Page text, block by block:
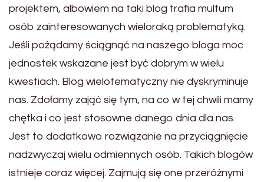
projektem, albowiem na taki blog trafia multum
osób zainteresowanych wieloraką problematyką.
Jeśli pożądamy ściągnąć na naszego bloga moc
jednostek wskazane jest być dobrym w wielu
kwestiach. Blog wielotematyczny nie dyskryminuje
nas. Zdołamy zająć się tym, na co w tej chwili mamy
chętka i co jest stosowne danego dnia dla nas.
Jest to dodatkowo rozwiązanie na przyciągnięcie
nadzwyczaj wielu odmiennych osób. Takich blogów
istnieje coraz więcej. Zajmują się one przeróżnymi